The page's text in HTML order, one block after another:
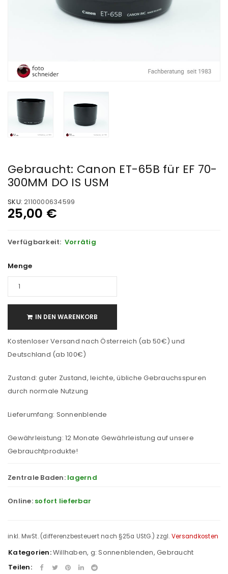
Gebraucht: Canon ET-65B für EF 70-
300MM DO IS USM
SKU: 2110000634599
25,00 €
Verfügbarkeit: Vorrätig
Menge
IN DEN WARENKORB
Kostenloser Versand nach Österreich (ab 50€) und
Deutschland (ab 100€)
Zustand: guter Zustand, leichte, übliche Gebrauchsspuren
durch normale Nutzung
Lieferumfang: Sonnenblende
Gewährleistung: 12 Monate Gewährleistung auf unsere
Gebrauchtprodukte!
Zentrale Baden: lagernd
Online: sofort lieferbar
inkl. MwSt. (differenzbesteuert nach §25a UStG.) zzgl. Versandkosten
Kategorien:Willhaben, g: Sonnenblenden, Gebraucht
Teilen: